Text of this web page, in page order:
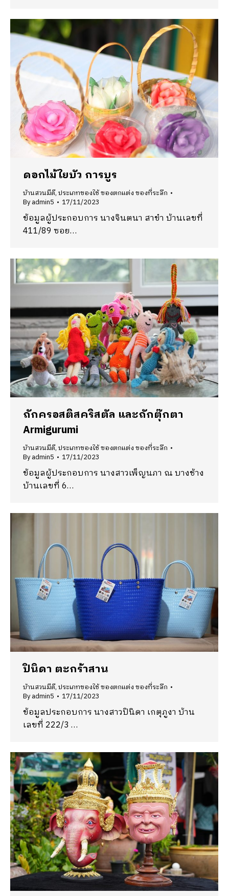
ดอกไม้ใยบัว การบูร
บ้านสวนมีดี,ประเภทของใช้ ของตกแต่ง ของที่ระลึก
Byadmin5 17/11/2023
ข้อมูลผู้ประกอบการ นางจินตนา สาขำ บ้านเลขที่
411/89 ซอย…
ถักครอสติสคริสตัล และถักตุ๊กตา
Armigurumi
บ้านสวนมีดี,ประเภทของใช้ ของตกแต่ง ของที่ระลึก
Byadmin5 17/11/2023
ข้อมูลผู้ประกอบการ นางสาวเพ็ญนภา ณ บางช้าง
บ้านเลขที่ 6…
ปินิดา ตะกร้าสาน
บ้านสวนมีดี,ประเภทของใช้ ของตกแต่ง ของที่ระลึก
Byadmin5 17/11/2023
ข้อมูลประกอบการ นางสาวปินิดา เกตุภูงา บ้าน
เลขที่ 222/3 …